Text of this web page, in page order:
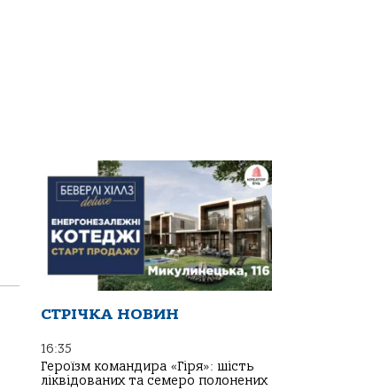
СТРІЧКА НОВИН
16:35
Героїзм командира «Гіря»: шість
ліквідованих та семеро полонених